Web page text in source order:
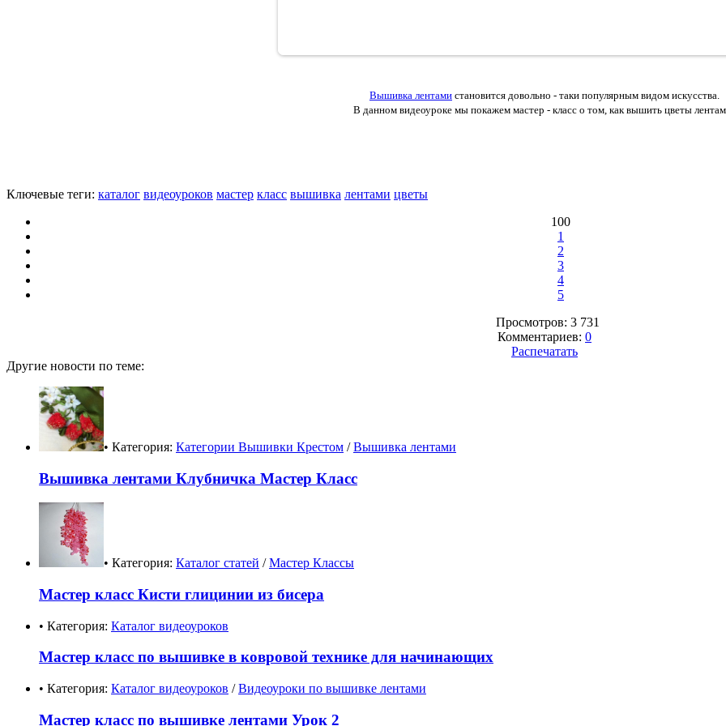
Вышивка лентами становится довольно - таки популярным видом искусства.
В данном видеоуроке мы покажем мастер - класс о том, как вышить цветы
Ключевые теги: каталог видеоуроков мастер класс вышивка лентами цветы
100
1
2
3
4
5
Просмотров: 3 731
Комментариев: 0
Распечатать
Другие новости по теме:
• Категория: Категории Вышивки Крестом /Вышивка лентами
Вышивка лентами Клубничка Мастер Класс
• Категория: Каталог статей /Мастер Классы
Мастер класс Кисти глицинии из бисера
• Категория: Каталог видеоуроков
Мастер класс по вышивке в ковровой технике для начинающих
• Категория: Каталог видеоуроков /Видеоуроки по вышивке лентами
Мастер класс по вышивке лентами Урок 2